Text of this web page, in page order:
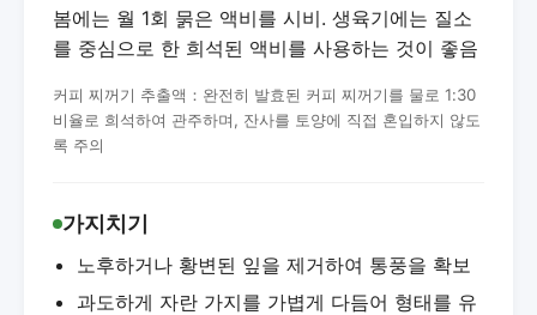
봄에는 월 1회 묽은 액비를 시비. 생육기에는 질소
를 중심으로 한 희석된 액비를 사용하는 것이 좋음
커피 찌꺼기 추출액：완전히 발효된 커피 찌꺼기를 물로 1:30
비율로 희석하여 관주하며, 잔사를 토양에 직접 혼입하지 않도
록 주의
가지치기
노후하거나 황변된 잎을 제거하여 통풍을 확보
과도하게 자란 가지를 가볍게 다듬어 형태를 유